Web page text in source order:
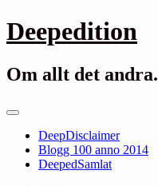
Gå
till
Deepedition
Om allt det andra.
Primär
DeepDisclaimer
Blogg 100 anno 2014
DeepedSamlat